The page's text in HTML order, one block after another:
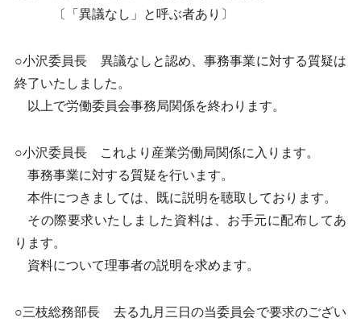
〔「異議なし」と呼ぶ者あり〕
○小沢委員長 異議なしと認め、事務事業に対する質疑は
終了いたしました。
以上で労働委員会事務局関係を終わります。
○小沢委員長 これより産業労働局関係に入ります。
事務事業に対する質疑を行います。
本件につきましては、既に説明を聴取しております。
その際要求いたしました資料は、お手元に配布してあ
ります。
資料について理事者の説明を求めます。
○三枝総務部長 去る九月三日の当委員会で要求のござい